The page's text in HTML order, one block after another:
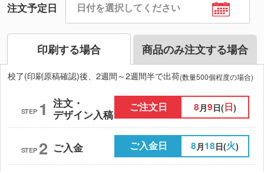
注文予定日
印刷する場合 商品のみ注文する場合
校了(印刷原稿確認)後、2週間～2週間半で出荷(数量500個程度の場合)
STEP 1 注文・
デザイン入稿
ご注文日 8 月9日(日)
STEP 2 ご入金 ご入金日 8 月18日(火)